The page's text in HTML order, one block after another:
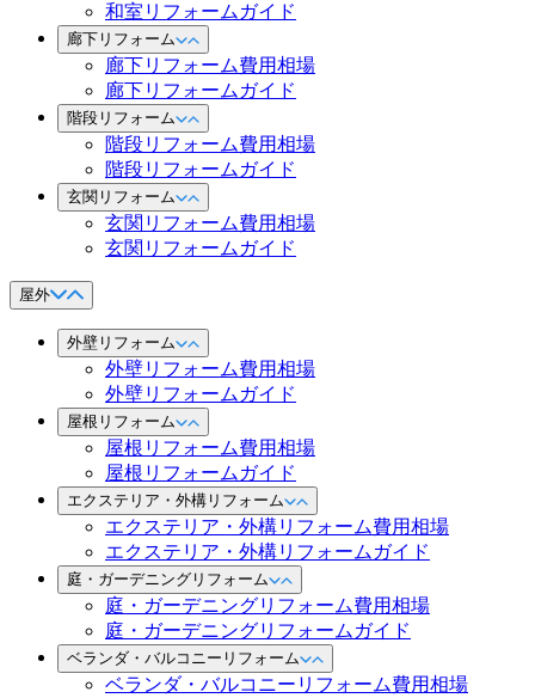
和室リフォームガイド
廊下リフォーム
廊下リフォーム費用相場
廊下リフォームガイド
階段リフォーム
階段リフォーム費用相場
階段リフォームガイド
玄関リフォーム
玄関リフォーム費用相場
玄関リフォームガイド
屋外
外壁リフォーム
外壁リフォーム費用相場
外壁リフォームガイド
屋根リフォーム
屋根リフォーム費用相場
屋根リフォームガイド
エクステリア・外構リフォーム
エクステリア・外構リフォーム費用相場
エクステリア・外構リフォームガイド
庭・ガーデニングリフォーム
庭・ガーデニングリフォーム費用相場
庭・ガーデニングリフォームガイド
ベランダ・バルコニーリフォーム
ベランダ・バルコニーリフォーム費用相場